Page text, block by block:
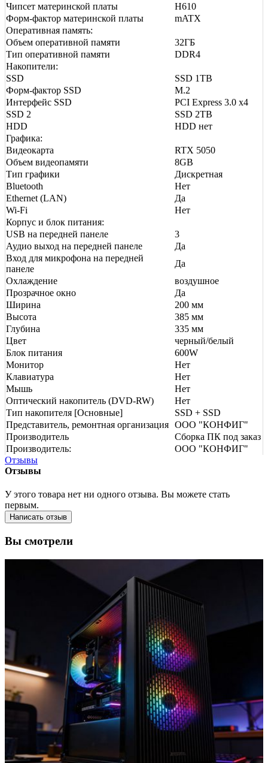
Чипсет материнской платы
H610
Форм-фактор материнской платы
mATX
Оперативная память:
Объем оперативной памяти
32ГБ
Тип оперативной памяти
DDR4
Накопители:
SSD
SSD 1TB
Форм-фактор SSD
M.2
Интерфейс SSD
PCI Express 3.0 x4
SSD 2
SSD 2TB
HDD
HDD нет
Графика:
Видеокарта
RTX 5050
Объем видеопамяти
8GB
Тип графики
Дискретная
Bluetooth
Нет
Ethernet (LAN)
Да
Wi-Fi
Нет
Корпус и блок питания:
USB на передней панеле
3
Аудио выход на передней панеле
Да
Вход для микрофона на передней
панеле
Да
Охлаждение
воздушное
Прозрачное окно
Да
Ширина
200 мм
Высота
385 мм
Глубина
335 мм
Цвет
черный/белый
Блок питания
600W
Монитор
Нет
Клавиатура
Нет
Мышь
Нет
Оптический накопитель (DVD-RW)
Нет
Тип накопителя [Основные]
SSD + SSD
Представитель, ремонтная организация ООО "КОНФИГ"
Производитель
Сборка ПК под заказ
Производитель:
ООО "КОНФИГ"
Отзывы
Отзывы
У этого товара нет ни одного отзыва. Вы можете стать
первым.
Написать отзыв
Вы смотрели